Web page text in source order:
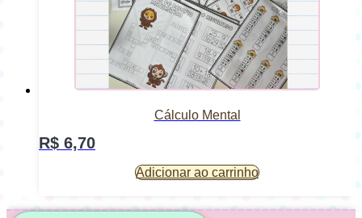
Cálculo Mental
R$ 6,70
Adicionar ao carrinho